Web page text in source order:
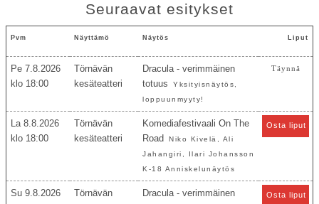
Seuraavat esitykset
Pvm Näyttämö Näytös Liput
Pe 7.8.2026
18:00
Törnävän
kesäteatteri
Dracula - verimmäinen
totuus
Yksityisnäytös,
loppuunmyyty!
Täynnä
La 8.8.2026
18:00
Törnävän
kesäteatteri
Komediafestivaali On The
Road
Niko Kivelä, Ali
Jahangiri, Ilari Johansson
K-18 Anniskelunäytös
Osta liput
Su 9.8.2026
Törnävän
Dracula - verimmäinen
Osta liput